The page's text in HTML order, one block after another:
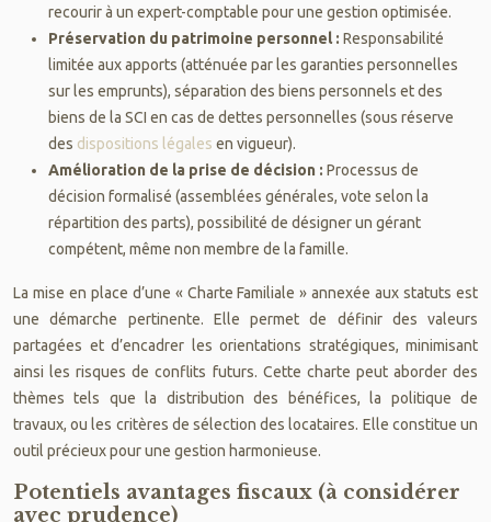
recourir à un expert-comptable pour une gestion optimisée.
Préservation du patrimoine personnel : Responsabilité
limitée aux apports (atténuée par les garanties personnelles
sur les emprunts), séparation des biens personnels et des
biens de la SCI en cas de dettes personnelles (sous réserve
des dispositions légales en vigueur).
Amélioration de la prise de décision : Processus de
décision formalisé (assemblées générales, vote selon la
répartition des parts), possibilité de désigner un gérant
compétent, même non membre de la famille.
La mise en place d’une « Charte Familiale » annexée aux statuts est
une démarche pertinente. Elle permet de définir des valeurs
partagées et d’encadrer les orientations stratégiques, minimisant
ainsi les risques de conflits futurs. Cette charte peut aborder des
thèmes tels que la distribution des bénéfices, la politique de
travaux, ou les critères de sélection des locataires. Elle constitue un
outil précieux pour une gestion harmonieuse.
Potentiels avantages fiscaux (à considérer
avec prudence)